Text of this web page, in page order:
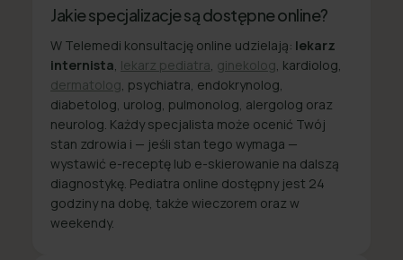
Jakie specjalizacje są dostępne online?
W Telemedi konsultację online udzielają: lekarz
internista lekarz pediatra ginekolog , kardiolog,
dermatolog , psychiatra, endokrynolog,
diabetolog, urolog, pulmonolog, alergolog oraz
neurolog. Każdy specjalista może ocenić Twój
stan zdrowia i — jeśli stan tego wymaga —
wystawić e-receptę lub e-skierowanie na dalszą
diagnostykę. Pediatra online dostępny jest 24
godziny na dobę, także wieczorem oraz w
weekendy.